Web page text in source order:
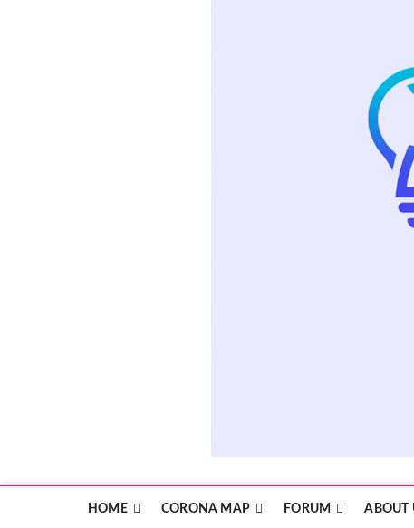
HOME CORONA MAP FORUM ABOUT